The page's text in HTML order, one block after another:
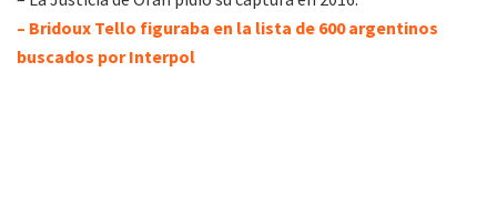
– Bridoux Tello figuraba en la lista de 600 argentinos
buscados por Interpol